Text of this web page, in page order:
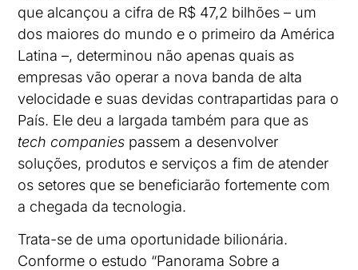
que alcançou a cifra de R$ 47,2 bilhões – um
dos maiores do mundo e o primeiro da América
Latina –, determinou não apenas quais as
empresas vão operar a nova banda de alta
velocidade e suas devidas contrapartidas para o
País. Ele deu a largada também para que as
tech companies passem a desenvolver
soluções, produtos e serviços a fim de atender
os setores que se beneficiarão fortemente com
a chegada da tecnologia.
Trata-se de uma oportunidade bilionária.
Conforme o estudo “Panorama Sobre a